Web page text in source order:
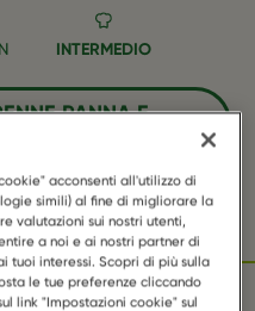
INTERMEDIO
PANNA E
WhatsApp
Email Pinterest
acconsenti all'utilizzo di
simili) al fine di migliorare la
valutazioni sui nostri utenti,
a noi e ai nostri partner di
tuoi interessi. Scopri di più sulla
le tue preferenze cliccando
link "Impostazioni cookie" sul